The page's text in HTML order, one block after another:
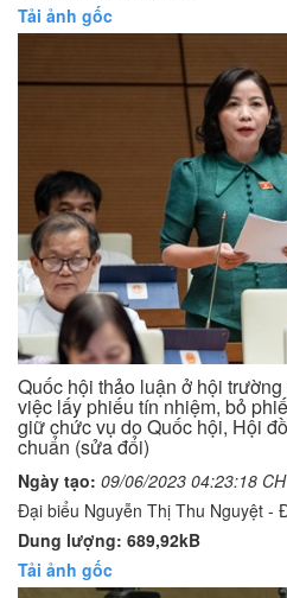
Tải ảnh gốc
Quốc hội thảo luận ở hội
việc lấy phiếu tín nhiệm, bỏ
giữ chức vụ do Quốc hội, Hội
chuẩn (sửa đổi)
Ngày tạo: 09/06/2023 04:23:18 CH
Đại biểu Nguyễn Thị Thu Nguyệt -
Dung lượng: 689,92kB
Tải ảnh gốc